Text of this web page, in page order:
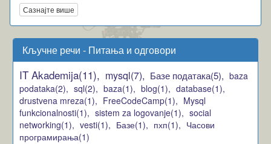
Сазнајте више
Кључне речи - Питања и одговори
IT Akademija(11), mysql(7), Базе података(5), baza
podataka(2), sql(2), baza(1), blog(1), database(1),
drustvena mreza(1), FreeCodeCamp(1), Mysql
funkcionalnosti(1), sistem za logovanje(1), social
networking(1), vesti(1), Базе(1), пхп(1), Часови
програмирања(1)